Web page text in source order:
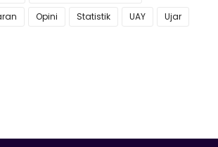
Opini Statistik UAY Ujar